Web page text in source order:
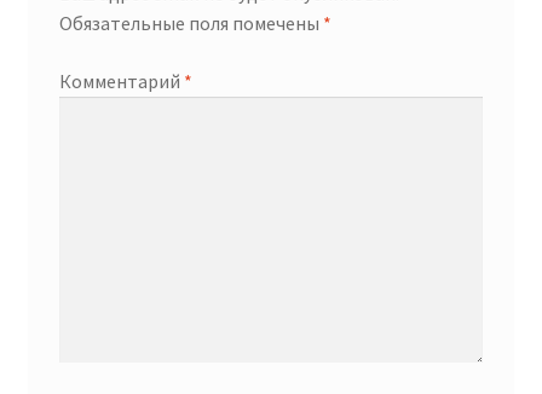
Обязательные поля помечены *
Комментарий *